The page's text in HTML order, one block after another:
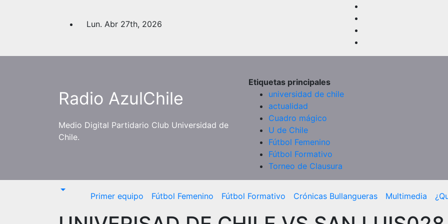
Lun. Abr 27th, 2026
Radio AzulChile
Medio Digital Partidario Club Universidad de
Chile.
Etiquetas principales
universidad de chile
actualidad
Cuadro mágico
U de Chile
Fútbol Femenino
Fútbol Formativo
Torneo de Clausura
Primer equipo Fútbol Femenino Fútbol Formativo Crónicas Bullangueras Multimedia